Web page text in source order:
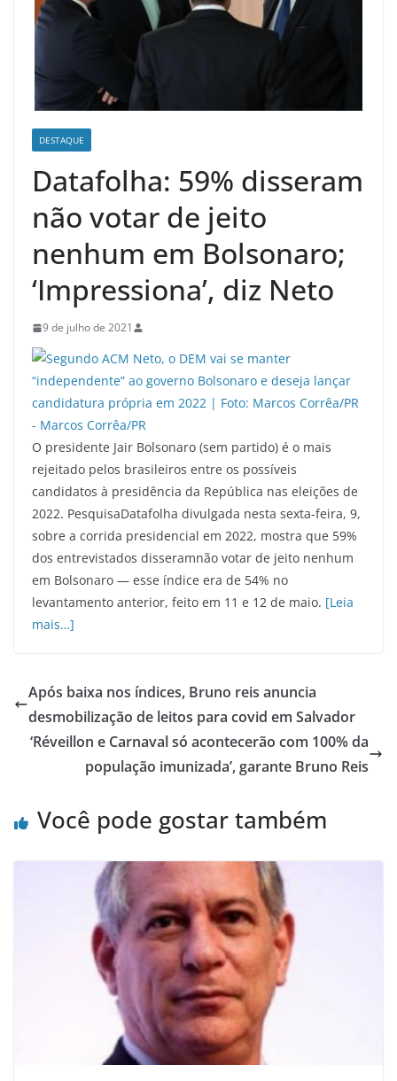
DESTAQUE
Datafolha: 59% disseram
não votar de jeito
nenhum em Bolsonaro;
‘Impressiona’, diz Neto
9 de julho de 2021
O presidente Jair Bolsonaro (sem partido) é o mais
rejeitado pelos brasileiros entre os possíveis
candidatos à presidência da República nas eleições de
2022. PesquisaDatafolha divulgada nesta sexta-feira, 9,
sobre a corrida presidencial em 2022, mostra que 59%
dos entrevistados disseramnão votar de jeito nenhum
em Bolsonaro — esse índice era de 54% no
levantamento anterior, feito em 11 e 12 de maio. [Leia
mais…]
Após baixa nos índices, Bruno reis anuncia
desmobilização de leitos para covid em Salvador
‘Réveillon e Carnaval só acontecerão com 100% da
população imunizada’, garante Bruno Reis
Você pode gostar também